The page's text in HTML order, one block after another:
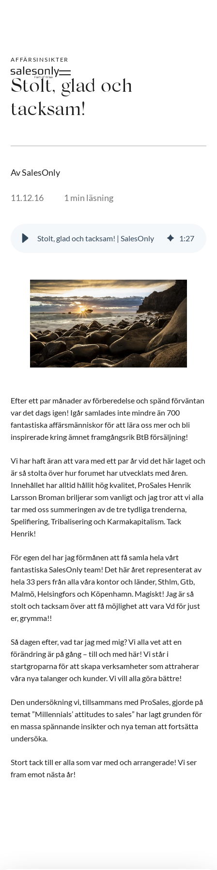
AFFÄRSINSIKTER
Stolt, glad och
tacksam!
Av SalesOnly
11.12.16 1 min läsning
Stolt, glad och tacksam! | SalesOnly 1:27
Efter ett par månader av förberedelse och spänd förväntan
var det dags igen! Igår samlades inte mindre än 700
fantastiska affärsmänniskor för att lära oss mer och bli
inspirerade kring ämnet framgångsrik BtB försäljning!
Vi har haft äran att vara med ett par år vid det här laget och
är så stolta över hur forumet har utvecklats med åren.
Innehållet har alltid hållit hög kvalitet, ProSales Henrik
Larsson Broman briljerar som vanligt och jag tror att vi alla
tar med oss summeringen av de tre tydliga trenderna,
Spelifiering, Tribalisering och Karmakapitalism. Tack
Henrik!
För egen del har jag förmånen att få samla hela vårt
fantastiska SalesOnly team! Det här året representerat av
hela 33 pers från alla våra kontor och länder, Sthlm, Gtb,
Malmö, Helsingfors och Köpenhamn. Magiskt! Jag är så
stolt och tacksam över att få möjlighet att vara Vd för just
er, grymma!!
Så dagen efter, vad tar jag med mig? Vi alla vet att en
förändring är på gång – till och med här! Vi står i
startgroparna för att skapa verksamheter som attraherar
våra nya talanger och kunder. Vi vill alla göra bättre!
Den undersökning vi, tillsammans med ProSales, gjorde på
temat ”Millennials’ attitudes to sales” har lagt grunden för
en massa spännande insikter och nya teman att fortsätta
undersöka.
Stort tack till er alla som var med och arrangerade! Vi ser
fram emot nästa år!